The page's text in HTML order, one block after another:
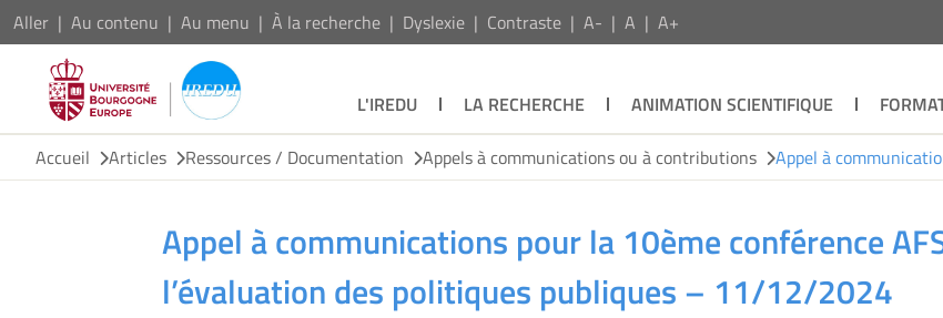
Aller Au contenu Au menu À la recherche Dyslexie Contraste A- A A+
L'IREDU LA RECHERCHE ANIMATION SCIENTIFIQUE
Accueil
Articles Ressources / Documentation Appels à communications ou à contributions Appel à
Appel à communications pour la 10ème conférence
l’évaluation des politiques publiques – 11/12/2024